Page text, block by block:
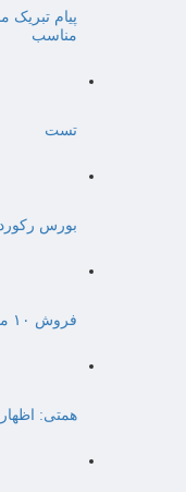
پیام تبریک
مناسب
تست
بورس رکورد
فروش ۱۰ میلیاردی در بازارهای شبانه‌روزی صنایع
همتی: